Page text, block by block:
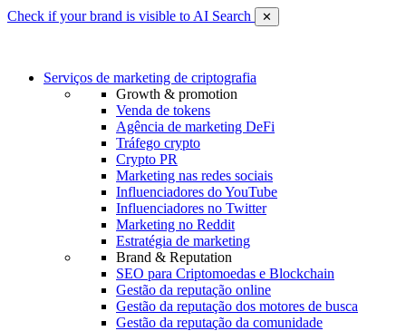
Check if your brand is visible to AI Search ✕
Serviços de marketing de criptografia
Growth & promotion
Venda de tokens
Agência de marketing DeFi
Tráfego crypto
Crypto PR
Marketing nas redes sociais
Influenciadores do YouTube
Influenciadores no Twitter
Marketing no Reddit
Estratégia de marketing
Brand & Reputation
SEO para Criptomoedas e Blockchain
Gestão da reputação online
Gestão da reputação dos motores de busca
Gestão da reputação da comunidade